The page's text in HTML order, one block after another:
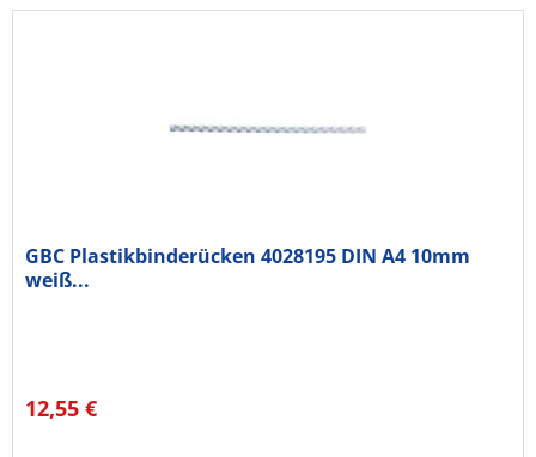
GBC Plastikbinderücken 4028195 DIN A4 10mm
weiß...
12,55 €